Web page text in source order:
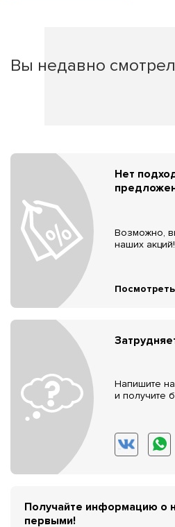
Вы недавно
Нет
Возможно,
наших акций!
Напишите
и получите
Получайте информацию о
первыми!